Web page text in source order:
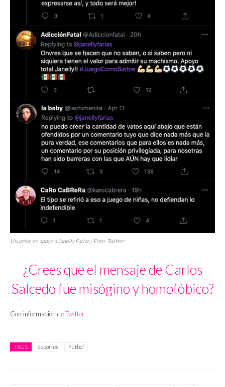
Usuarios en apoyo a Janelly Farías / Foto: Twitter
¿Crees que el mensaje de Carlos
Salcedo fue misógino y homofóbico?
Con información deTwitter
TAGS deportes Futbol